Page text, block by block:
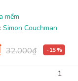
mềm
Simon Couchman
32.000₫ - 15 %